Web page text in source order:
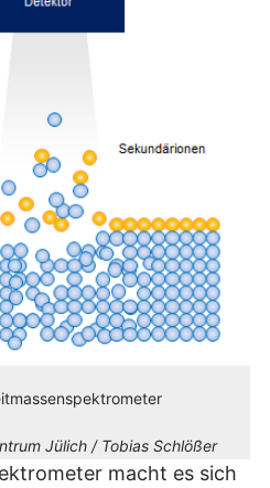
Jülich / Tobias Schlößer
macht es sich